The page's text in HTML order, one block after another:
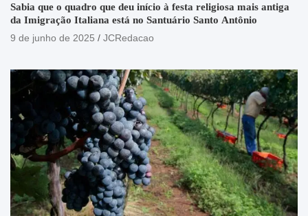
Sabia que o quadro que deu início à festa religiosa mais antiga
da Imigração Italiana está no Santuário Santo Antônio
9 de junho de 2025
JCRedacao